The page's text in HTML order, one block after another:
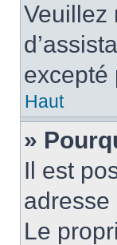
Veuillez
excepté
Haut
»
Il est
adresse
Le